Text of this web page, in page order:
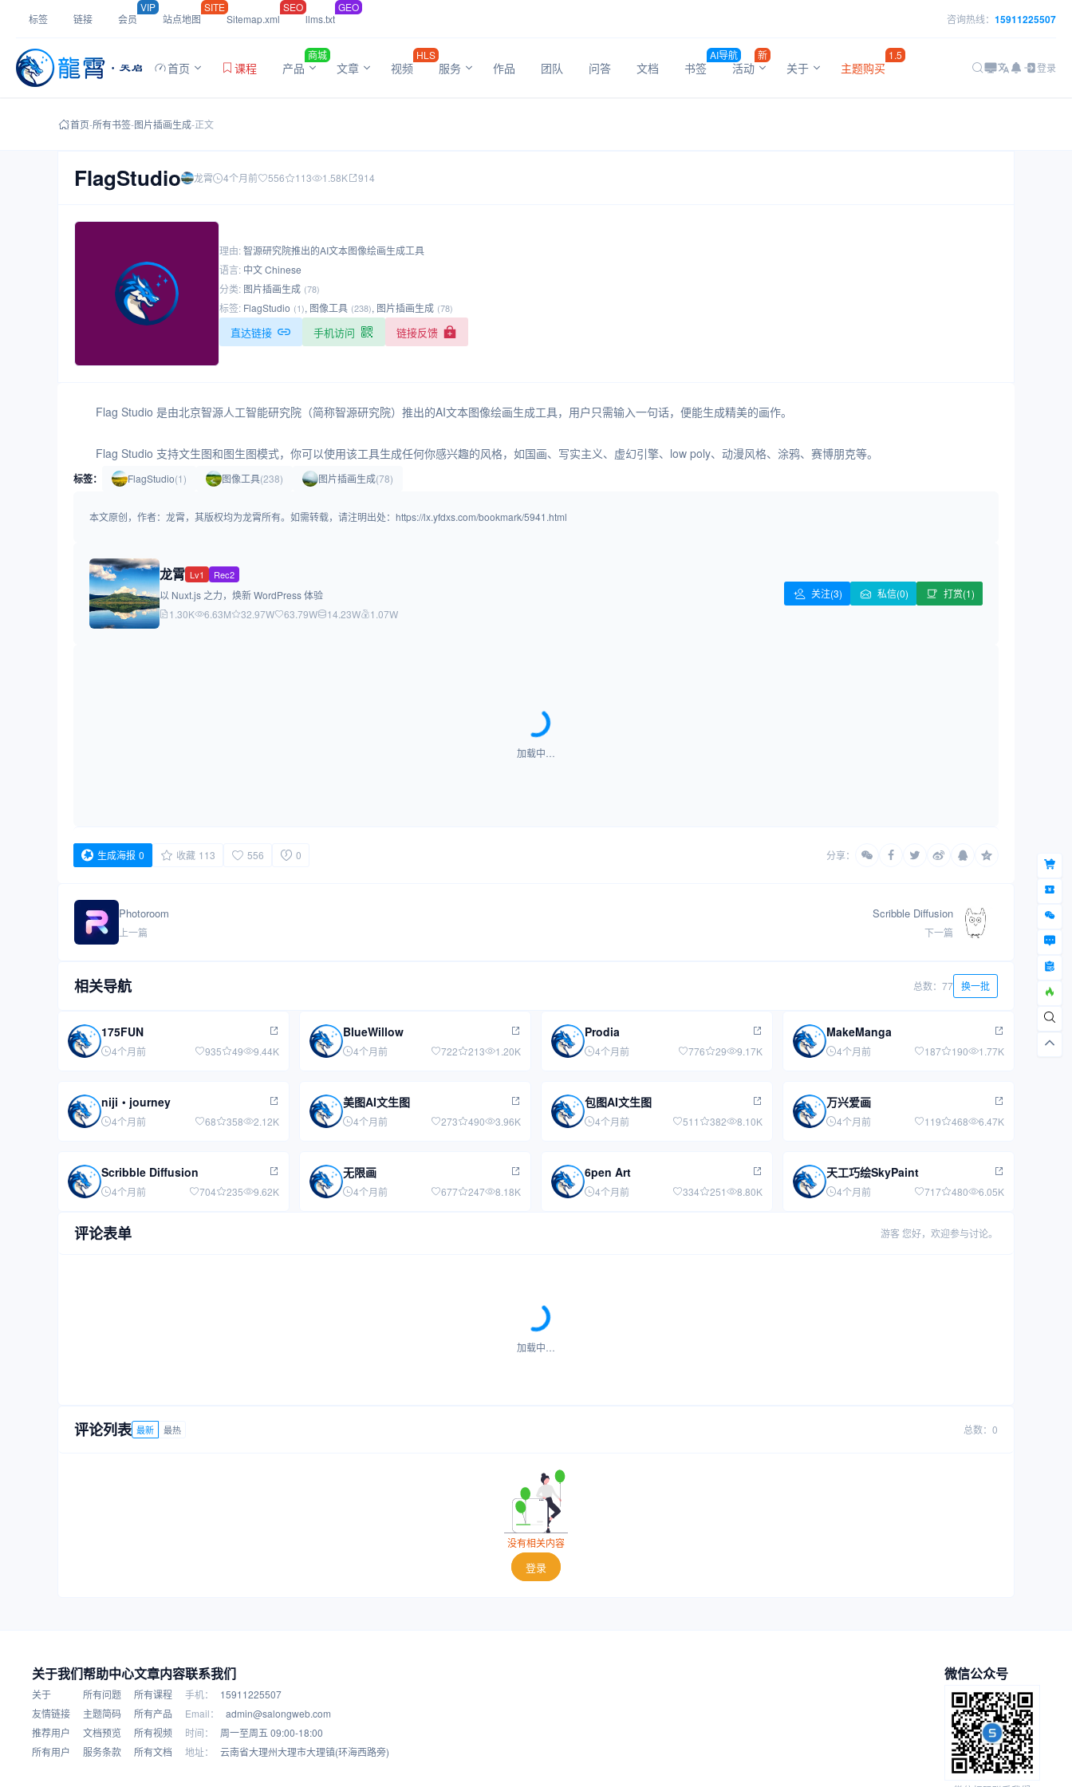
标签 链接 会员
VIP
站点地图
SITE
Sitemap.xml
SEO
llms.txt
GEO
咨询热线： 15911225507
首页 课程 产品
商城
文章 视频
HLS
服务 作品 团队 问答 文档 书签
AI导航
活动
新
关于 主题购买
1.5
登录
首页-所有书签-图片插画生成-正文
FlagStudio 龙霄 4个月前 556 113 1.58K 914
理由:智源研究院推出的AI文本图像绘画生成工具
语言: 中文 Chinese
分类: 图片插画生成 (78)
标签: FlagStudio (1), 图像工具 (238), 图片插画生成 (78)
直达链接 手机访问 链接反馈
Flag Studio 是由北京智源人工智能研究院（简称智源研究院）推出的AI文本图像绘画生成工具，用户只需输入一句话，便能生成精美的画作。
Flag Studio 支持文生图和图生图模式，你可以使用该工具生成任何你感兴趣的风格，如国画、写实主义、虚幻引擎、low poly、动漫风格、涂鸦、赛博朋克等。
标签： FlagStudio(1) 图像工具(238) 图片插画生成(78)
本文原创，作者：龙霄，其版权均为龙霄所有。如需转载，请注明出处：https://lx.yfdxs.com/bookmark/5941.html
龙霄 Lv1 Rec2
以 Nuxt.js 之力，焕新 WordPress 体验
1.30K
6.63M 32.97W 63.79W 14.23W 1.07W
关注(3) 私信(0) 打赏(1)
加载中…
生成海报 0 收藏 113 556 0 分享：
Photoroom
上一篇
Scribble Diffusion
下一篇
相关导航 总数：77 换一批
175FUN
4个月前 935 49 9.44K
BlueWillow
4个月前 722 213 1.20K
Prodia
4个月前 776 29 9.17K
MakeManga
4个月前 187 190 1.77K
niji・journey
4个月前 68 358 2.12K
美图AI文生图
4个月前 273 490 3.96K
包图AI文生图
4个月前 511 382 8.10K
万兴爱画
4个月前 119 468 6.47K
Scribble Diffusion
4个月前 704 235 9.62K
无限画
4个月前 677 247 8.18K
6pen Art
4个月前 334 251 8.80K
天工巧绘SkyPaint
4个月前 717 480 6.05K
评论表单 游客 您好，欢迎参与讨论。
加载中…
评论列表 最新 最热 总数：0
没有相关内容
登录
关于我们
关于
友情链接
推荐用户
所有用户
帮助中心
所有问题
主题简码
文档预览
服务条款
文章内容
所有课程
所有产品
所有视频
所有文档
联系我们
手机：
15911225507
Email：
admin@salongweb.com
时间：
周一至周五 09:00-18:00
地址：
云南省大理州大理市大理镇(环海西路旁)
微信公众号